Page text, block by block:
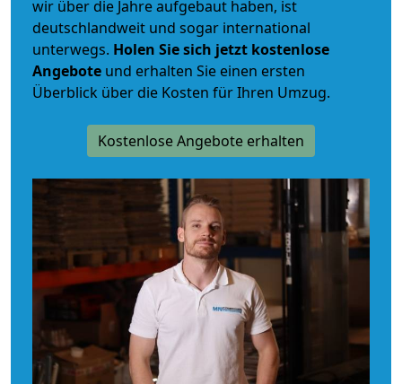
wir über die Jahre aufgebaut haben, ist
deutschlandweit und sogar international
unterwegs. Holen Sie sich jetzt kostenlose
Angebote und erhalten Sie einen ersten
Überblick über die Kosten für Ihren Umzug.
Kostenlose Angebote erhalten